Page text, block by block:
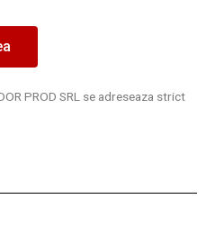
PROD SRL se adreseaza strict